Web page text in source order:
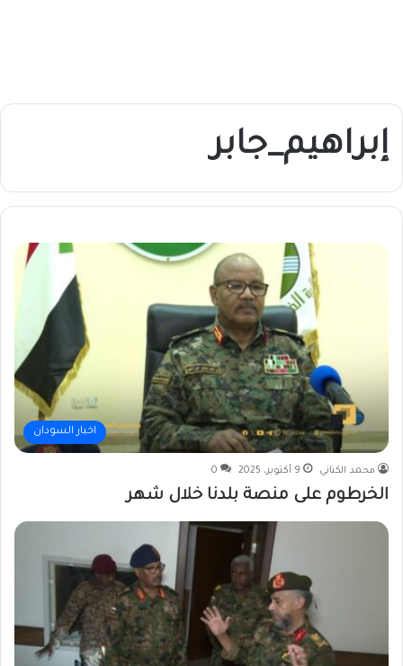
إبراهيم_جابر
اخبار السودان
محمد الكناني 9 أكتوبر، 2025 0
الخرطوم على منصة بلدنا خلال شهر